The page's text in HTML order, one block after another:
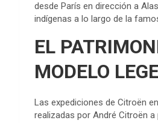
desde París en dirección a
indígenas a lo largo de la
EL
MODELO
Las expediciones de Citroën
realizadas por André Citroën